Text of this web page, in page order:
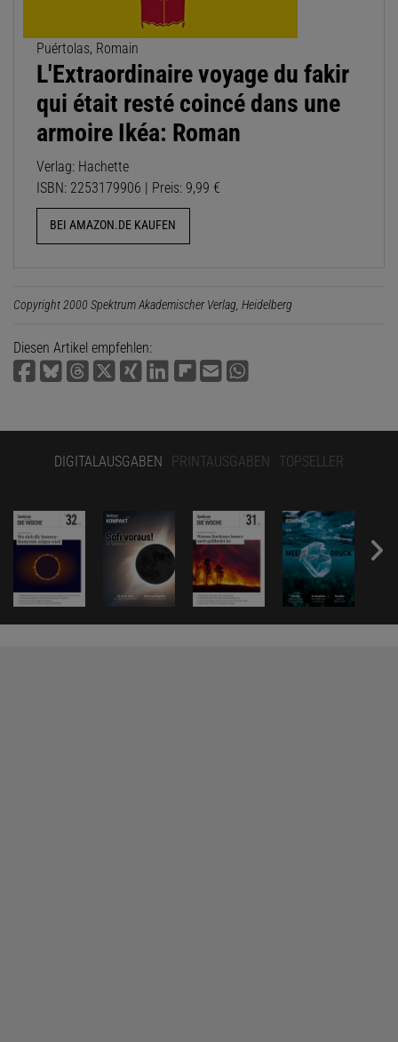
Puértolas, Romain
L'Extraordinaire voyage du fakir
qui était resté coincé dans une
armoire Ikéa: Roman
Verlag: Hachette
ISBN: 2253179906 | Preis: 9,99 €
BEI AMAZON.DE KAUFEN
Copyright 2000 Spektrum Akademischer Verlag, Heidelberg
Diesen Artikel empfehlen:
DIGITALAUSGABEN PRINTAUSGABEN TOPSELLER